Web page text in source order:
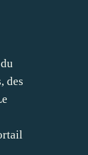
des